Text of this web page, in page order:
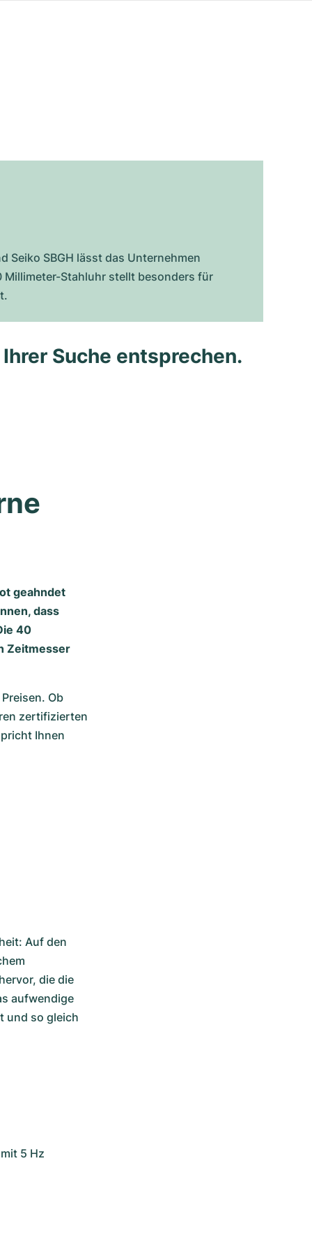
Seiko SBGH lässt das Unternehmen
Stahluhr stellt besonders für
Suche entsprechen.
geahndet
dass
40
Zeitmesser
Ob
zertifizierten
Ihnen
Auf den
die die
aufwendige
und so gleich
5 Hz